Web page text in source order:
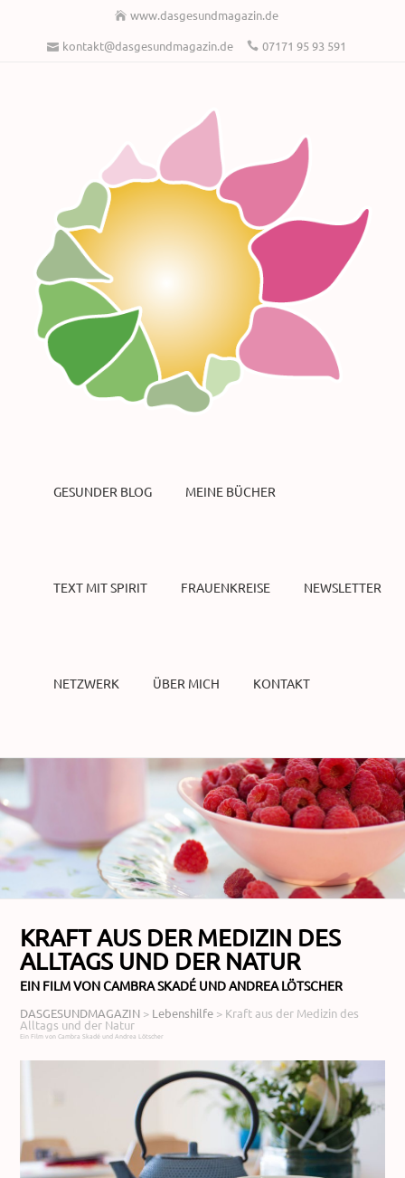
www.dasgesundmagazin.de
kontakt@dasgesundmagazin.de
07171 95 93 591
GESUNDER BLOG MEINE BÜCHER
TEXT MIT SPIRIT FRAUENKREISE NEWSLETTER
NETZWERK ÜBER MICH KONTAKT
KRAFT AUS DER MEDIZIN DES
ALLTAGS UND DER NATUR
EIN FILM VON CAMBRA SKADÉ UND ANDREA LÖTSCHER
DASGESUNDMAGAZIN > Lebenshilfe > Kraft aus der Medizin des
Alltags und der Natur
Ein Film von Cambra Skadé und Andrea Lötscher